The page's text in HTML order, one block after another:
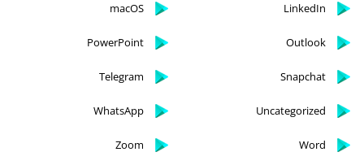
LinkedIn
macOS
Outlook
PowerPoint
Snapchat
Telegram
Uncategorized
WhatsApp
Word
Zoom